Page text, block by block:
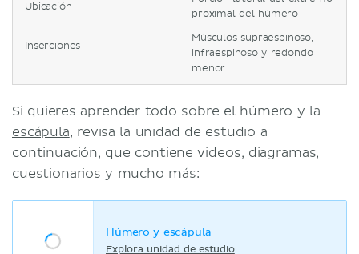
Ubicación
proximal del húmero
Inserciones
Músculos supraespinoso,
infraespinoso y redondo
menor
Si quieres aprender todo sobre el húmero y la
escápula, revisa la unidad de estudio a
continuación, que contiene videos, diagramas,
cuestionarios y mucho más:
Húmero y escápula
Explora unidad de estudio